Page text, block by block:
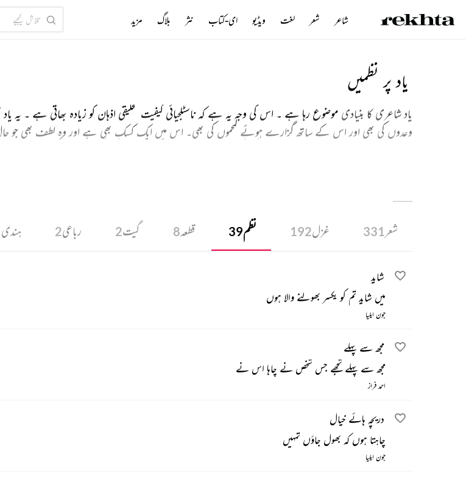
یاد پر نظمیں
یاد شاعری کا بنیادی موضوع رہا ہے ۔ اس کی وجہ یہ ہے کہ ناسٹلجیائی کیفیت تخلیقی اذہان کو زیادہ بھاتی ہے ۔
وعدوں کی بھی اور اس کے ساتھ گزارے ہوئے لمحموں کی بھی۔ اس میں ایک کسک بھی ہے اور وہ لطف بھی جو حال
شعر331 غزل192 نظم39 قطعہ8 گیت2 رباعی2
شاید
میں شاید تم کو یکسر بھولنے والا ہوں
جون ایلیا
مجھ سے پہلے
مجھ سے پہلے تجھے جس شخص نے چاہا اس نے
احمد فراز
دریچہ ہائے خیال
چاہتا ہوں کہ بھول جاؤں تمہیں
جون ایلیا
شاعر شعر لغت ویڈیو ای-کتاب نثر بلاگ مزید